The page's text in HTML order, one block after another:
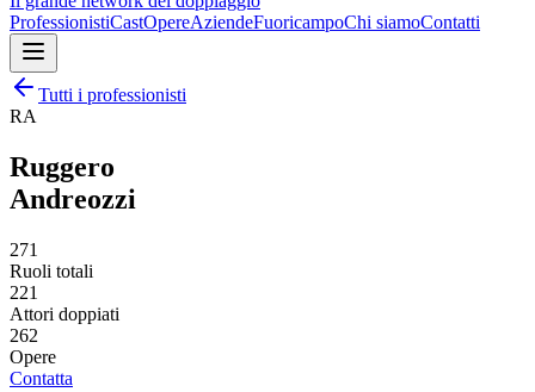
ProfessionistiCastOpereAziendeFuoricampoChi siamoContatti
Tutti i professionisti
RA
Ruggero
Andreozzi
271
Ruoli totali
221
Attori doppiati
262
Opere
Contatta